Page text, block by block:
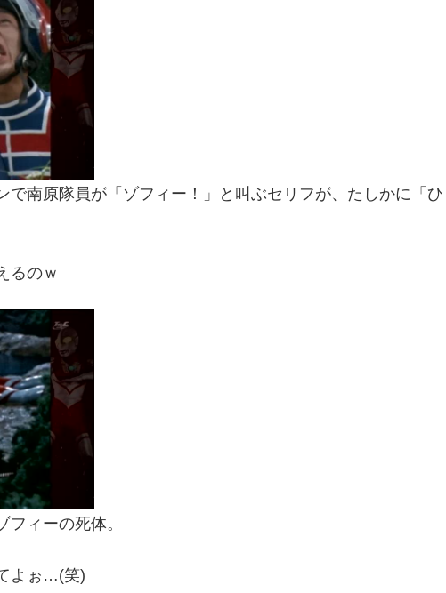
で南原隊員が「ゾフィー！」と叫ぶセリフが、たしかに「ひ
るのｗ
ィーの死体。
よぉ…(笑)